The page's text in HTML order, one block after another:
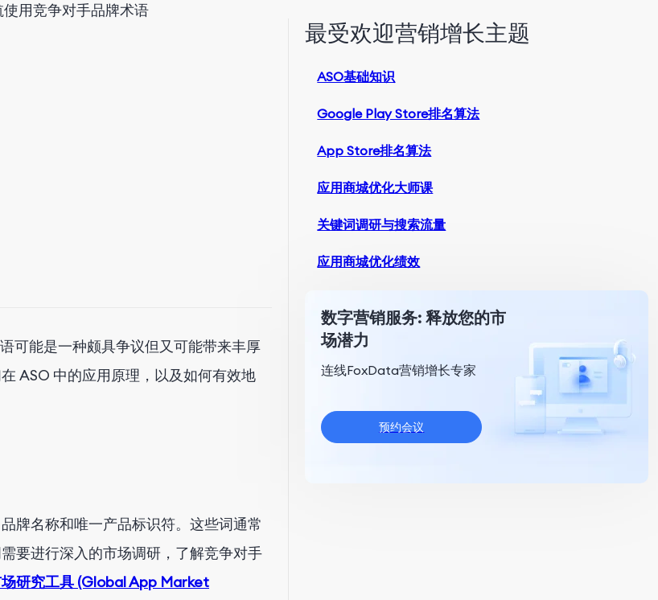
用竞争对手品牌术语
可能是一种颇具争议但又可能带来丰厚
ASO 中的应用原理，以及如何有效地
牌名称和唯一产品标识符。这些词通常
要进行深入的市场调研，了解竞争对手
研究工具 (Global App Market
最受欢迎营销增长主题
ASO基础知识
Google Play Store排名算法
App Store排名算法
应用商城优化大师课
关键词调研与搜索流量
应用商城优化绩效
数字营销服务: 释放您的市
场潜力
连线FoxData营销增长专家
预约会议